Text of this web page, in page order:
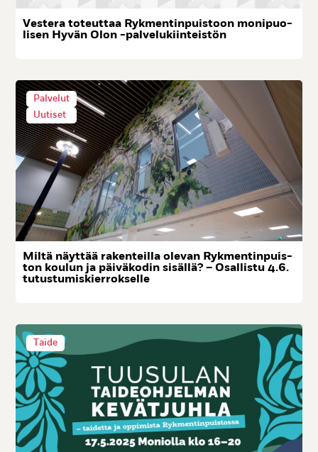
Ves­te­ra to­teut­taa Ryk­men­tin­puis­toon mo­ni­puo­
li­sen Hy­vän Olon -pal­ve­lu­kiin­teis­tön
Palvelut
Uutiset
Mil­tä näyt­tää ra­ken­teil­la ole­van Ryk­men­tin­puis­
ton kou­lun ja päi­vä­ko­din si­säl­lä? – Osal­lis­tu 4.6.
tu­tus­tu­mis­kier­rok­sel­le
Taide